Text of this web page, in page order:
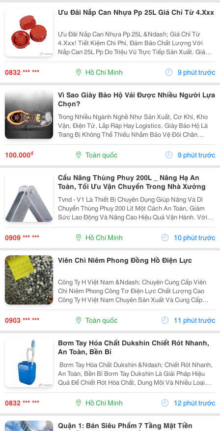
Ưu Đãi Nắp Can Nhựa Pp 25L Giá Chỉ Từ 4.Xxx
Ưu Đãi Nắp Can Nhựa Pp 25L &Ndash; Giá Chỉ Từ
4.Xxx! Tiết Kiệm Chi Phí, Đảm Bảo Chất Lượng Với
Nắp Can 25L Pp Do Triệu Vũ Trực Tiếp Sản Xuất. Giá
Ưu Đãi Chỉ Từ 4.Xxx/Cái (Giá Cũ 7.Xxx/Cái). ✅ Nhựa
Pp Nguyên Sinh Bền Chắc, Chịu Nhiệt Và Kháng...
0832 *** *** Hồ Chí Minh 9 phút trước
Vì Sao Giày Bảo Hộ Vải Được Nhiều Người Lựa
Chọn?
Trong Nhiều Ngành Nghề Như Sản Xuất, Cơ Khí, Kho
Vận, Điện Tử, Lắp Ráp Hay Logistics, Giày Bảo Hộ Là
Trang Bị Không Thể Thiếu Nhằm Bảo Vệ Đôi Chân
Trước Những Nguy Cơ Tiềm Ẩn Trong Quá Trình Làm
Việc. Bên Cạnh Các Dòng Giày Da Truyền Thống, Giày
100.000₫ Toàn quốc 9 phút trước
Cẩu Nâng Thùng Phuy 200L _ Nâng Hạ An
Toàn, Tối Ưu Vận Chuyển Trong Nhà Xưởng
Tvnd - V1 Là Thiết Bị Chuyên Dụng Giúp Nâng Và Di
Chuyển Thùng Phuy 200 Lít Một Cách An Toàn, Giảm
Sức Lao Động Và Nâng Cao Hiệu Quả Vận Hành. Với
Kết Cấu Thép Xi Mạ Chắc Chắn Cùng Tải Trọng Lên Đến
350 Kg , Sản Phẩm Đáp Ứng Tốt Nhu Cầu Sử Dụng
Trong...
0909 *** *** Hồ Chí Minh 10 phút trước
Viên Chì Niêm Phong Đồng Hồ Điện Lực
Công Ty H Việt Nam &Ndash; Chuyên Cung Cấp Viên
Chì Niêm Phong Công Tơ Điện Lực Chất Lượng Cao
Công Ty H Việt Nam Chuyên Sản Xuất Và Cung Cấp
Viên Chì Niêm Phong Công Tơ Điện Lực Với Chất
Lượng Ổn Định, Đáp Ứng Nhu Cầu Của Các Đơn Vị
Điện Lực,...
0903 *** *** Toàn quốc 11 phút trước
Bơm Tay Hóa Chất Dukshin Chiết Rót Nhanh,
An Toàn, Bền Bỉ
️ Bơm Tay Hóa Chất Dukshin &Ndash; Chiết Rót Nhanh,
An Toàn, Bền Bỉ Bơm Tay Dukshin Là Giải Pháp Hiệu
Quả Để Chiết Rót Hóa Chất, Dung Môi Và Nhiều Loại
Chất Lỏng Từ Thùng Phuy 200L Một Cách Nhanh Chóng
Và Tiện Lợi. ✅ Vận Hành Bằng Tay, Không Cần...
0832 *** *** Hồ Chí Minh 12 phút trước
Quận 1: Bán Siêu Phẩm 7 Tầng Mặt Tiền